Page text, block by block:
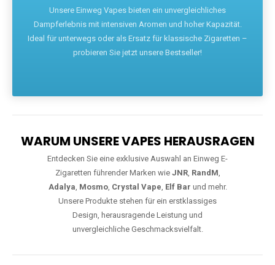
Unsere Einweg Vapes bieten ein unvergleichliches
Dampferlebnis mit intensiven Aromen und hoher Kapazität.
Ideal für unterwegs oder als Ersatz für klassische Zigaretten –
probieren Sie jetzt unsere Bestseller!
WARUM UNSERE VAPES HERAUSRAGEN
Entdecken Sie eine exklusive Auswahl an Einweg E-
Zigaretten führender Marken wie JNR, RandM,
Adalya, Mosmo, Crystal Vape, Elf Bar und mehr.
Unsere Produkte stehen für ein erstklassiges
Design, herausragende Leistung und
unvergleichliche Geschmacksvielfalt.